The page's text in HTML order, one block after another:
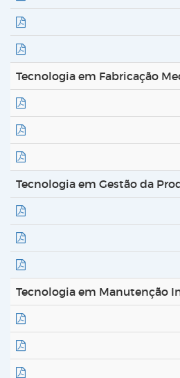
Tecnologia em Fabricação
Tecnologia em Gestão da
Tecnologia em Manutenção